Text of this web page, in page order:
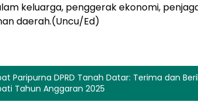
keluarga, penggerak ekonomi,
daerah.(Uncu/Ed)
Paripurna DPRD Tanah Datar: Terima dan
Tahun Anggaran 2025